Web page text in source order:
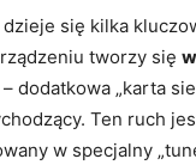
dzieje się kilka
tworzy się
– dodatkowa „karta
Ten ruch
w specjalny